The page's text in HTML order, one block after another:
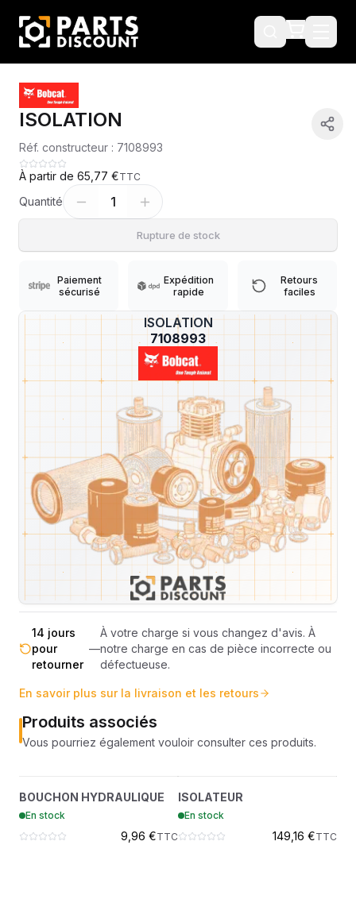
?
ISOLATION
7108993
ISOLATION
Réf. constructeur : 7108993
À partir de 65,77 €TTC
Quantité 1
Rupture de stock
Paiement
sécurisé
Expédition
rapide
Retours
faciles
Machines compatibles
Expédition et Retours
sous 48-
72h
—
Sous réserve de disponibilité des stocks.
Livraison estimée 24h/48h par les
transporteurs.
France
métropolitaine
Livraison exclusivement en France
métropolitaine (hors Corse et DOM-
TOM).
totale
Pas de surprise : le coût exact est
calculé selon le poids et le volume de
votre commande avant paiement.
14 jours
pour
retourner
—
À votre charge si vous changez d'avis. À
notre charge en cas de pièce incorrecte ou
défectueuse.
En savoir plus sur la livraison et les retours
Produits associés
Vous pourriez également vouloir consulter ces produits.
?
HYDRAULIQUE
BOUCHON HYDRAULIQUE
En stock
9,96 €TTC
7166676
ISOLATEUR
En stock
149,16 €TTC